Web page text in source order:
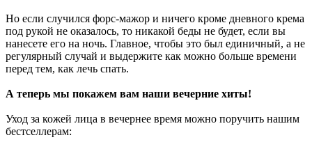
Но если случился форс-мажор и ничего кроме дневного крема
под рукой не оказалось, то никакой беды не будет, если вы
нанесете его на ночь. Главное, чтобы это был единичный, а не
регулярный случай и выдержите как можно больше времени
перед тем, как лечь спать.
А теперь мы покажем вам наши вечерние хиты!
Уход за кожей лица в вечернее время можно поручить нашим
бестселлерам: